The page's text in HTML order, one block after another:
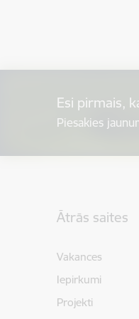
Esi pirmais,
Piesakies
Ātrās saites
Vakances
Iepirkumi
Projekti